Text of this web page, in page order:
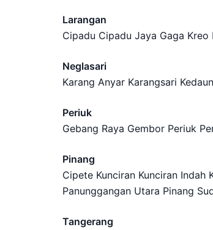
Larangan
Cipadu Cipadu Jaya Gaga
Neglasari
Karang Anyar Karangsari
Periuk
Gebang Raya Gembor Periuk
Pinang
Cipete Kunciran Kunciran Indah
Panunggangan Utara Pinang
Tangerang